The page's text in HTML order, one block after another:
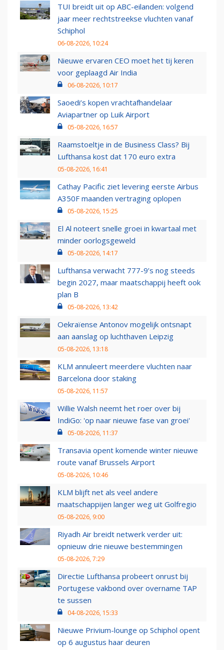
TUI breidt uit op ABC-eilanden: volgend
jaar meer rechtstreekse vluchten vanaf
Schiphol
06-08-2026, 10:24
Nieuwe ervaren CEO moet het tij keren
voor geplaagd Air India
06-08-2026, 10:17
Saoedi’s kopen vrachtafhandelaar
Aviapartner op Luik Airport
05-08-2026, 16:57
Raamstoeltje in de Business Class? Bij
Lufthansa kost dat 170 euro extra
05-08-2026, 16:41
Cathay Pacific ziet levering eerste Airbus
A350F maanden vertraging oplopen
05-08-2026, 15:25
El Al noteert snelle groei in kwartaal met
minder oorlogsgeweld
05-08-2026, 14:17
Lufthansa verwacht 777-9’s nog steeds
begin 2027, maar maatschappij heeft ook
plan B
05-08-2026, 13:42
Oekraïense Antonov mogelijk ontsnapt
aan aanslag op luchthaven Leipzig
05-08-2026, 13:18
KLM annuleert meerdere vluchten naar
Barcelona door staking
05-08-2026, 11:57
Willie Walsh neemt het roer over bij
IndiGo: 'op naar nieuwe fase van groei'
05-08-2026, 11:37
Transavia opent komende winter nieuwe
route vanaf Brussels Airport
05-08-2026, 10:46
KLM blijft net als veel andere
maatschappijen langer weg uit Golfregio
05-08-2026, 9:00
Riyadh Air breidt netwerk verder uit:
opnieuw drie nieuwe bestemmingen
05-08-2026, 7:29
Directie Lufthansa probeert onrust bij
Portugese vakbond over overname TAP
te sussen
04-08-2026, 15:33
Nieuwe Privium-lounge op Schiphol opent
op 6 augustus haar deuren